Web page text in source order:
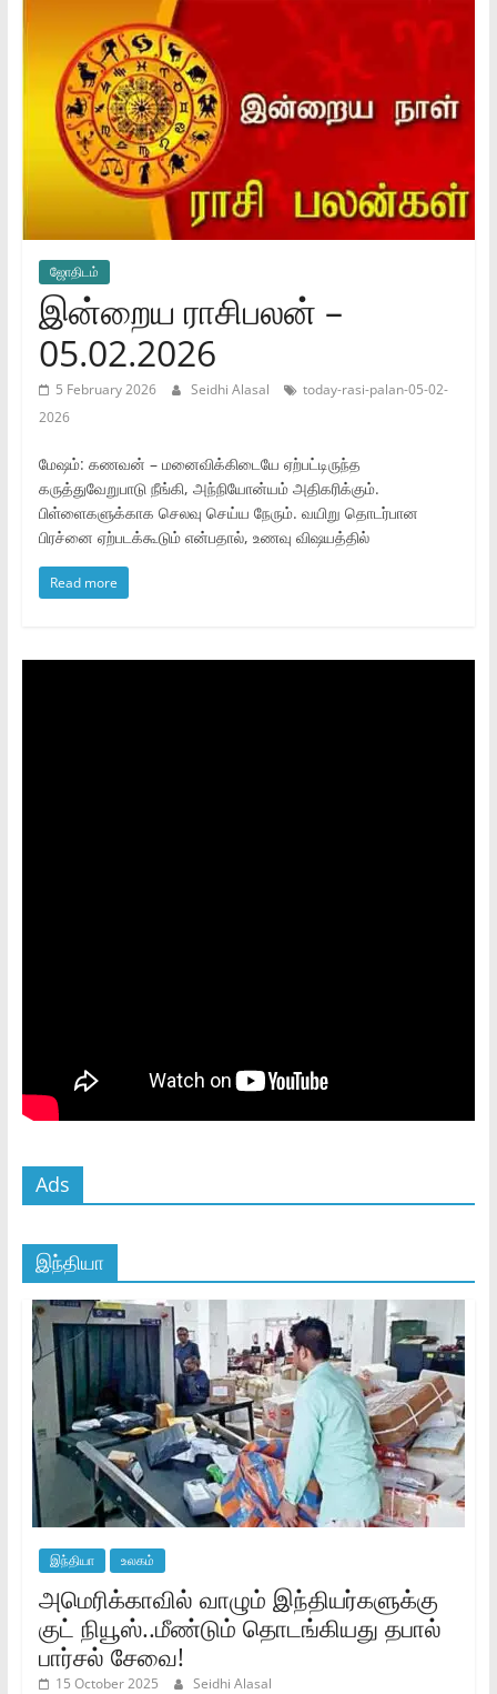
ஜோ‌திட‌ம்
இன்றைய ராசிபலன் –
05.02.2026
5 February 2026 Seidhi Alasal
today-rasi-palan-05-02-
2026
மேஷம்: கணவன் – மனைவிக்கிடையே ஏற்பட்டிருந்த
கருத்துவேறுபாடு நீங்கி, அந்நியோன்யம் அதிகரிக்கும்.
பிள்ளைகளுக்காக செலவு செய்ய நேரும். வயிறு தொடர்பான
பிரச்னை ஏற்படக்கூடும் என்பதால், உணவு விஷயத்தில்
Read more
Ads
இந்தியா
இந்தியா உலகம்
அமெரிக்காவில் வாழும் இந்தியர்களுக்கு
குட் நியூஸ்..மீண்டும் தொடங்கியது தபால்
பார்சல் சேவை!
15 October 2025 Seidhi Alasal